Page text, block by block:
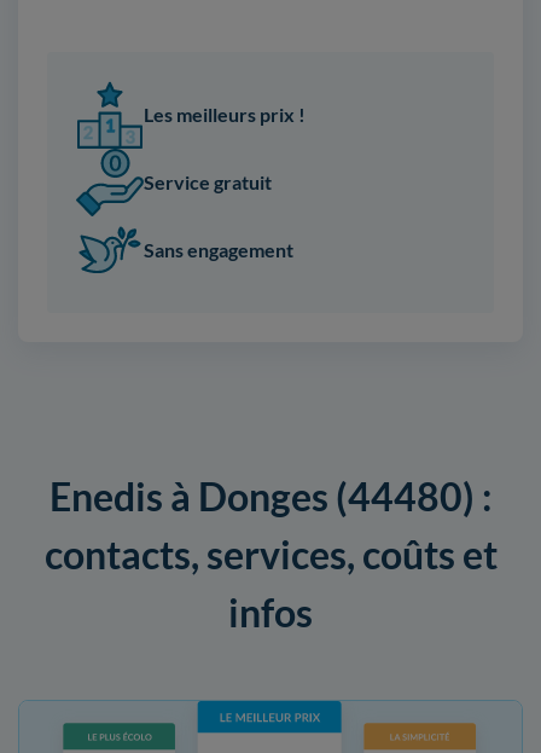
Les meilleurs prix !
Service gratuit
Sans engagement
Enedis à Donges (44480) :
contacts, services, coûts et
infos